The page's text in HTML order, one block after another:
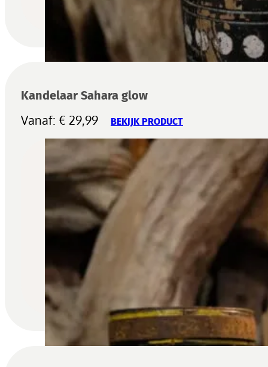
Kandelaar Sahara glow
Vanaf: € 29,99 BEKIJK PRODUCT